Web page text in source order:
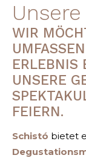
WIR
ERLEBNIS
UNSERE
FEIERN.
Schistó bietet